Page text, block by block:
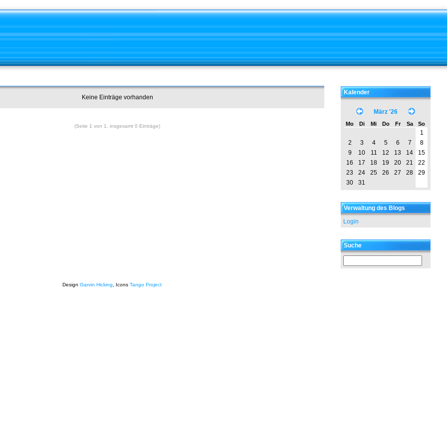
Keine Einträge vorhanden
(Seite 1 von 1, insgesamt 0 Einträge)
Kalender
März '26
Mo Di Mi Do Fr Sa So
1
2
3 4 5 6 7
8
9
10 11 12 13 14
15
16
17 18 19 20 21
22
23
24 25 26 27 28
29
30
31
Verwaltung des Blogs
Login
Suche
Design Garvin Hicking , Icons Tango Project